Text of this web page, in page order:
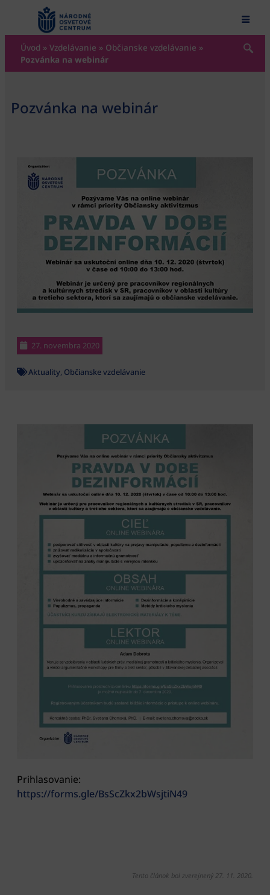
content
Úvod » Vzdelávanie » Občianske vzdelávanie »
Pozvánka na webinár
Pozvánka na webinár
27. novembra 2020
Aktuality, Občianske vzdelávanie
Prihlasovanie:
https://forms.gle/BsScZkx2bWsjtiN49
Tento článok bol zverejnený 27. 11. 2020.